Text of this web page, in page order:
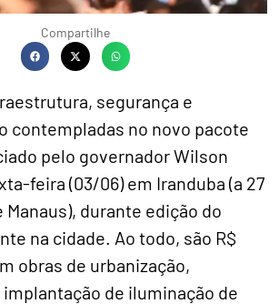
Compartilhe
segurança e
contempladas no novo pacote
pelo governador Wilson
feira (03/06) em Iranduba (a 27
durante edição do
na cidade. Ao todo, são R$
obras de urbanização,
de iluminação de